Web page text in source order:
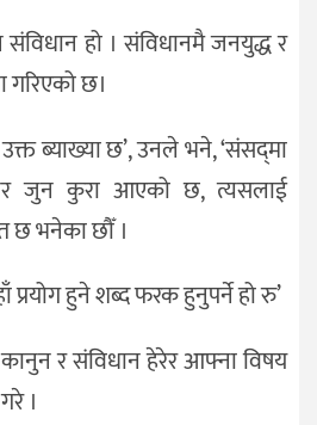
संविधान हो । संविधानमै जनयुद्ध र
छ।
ब्याख्या छ’, उनले भने, ‘संसद्‍मा
जुन कुरा आएको छ, त्यसलाई
छ भनेका छौँ ।
हुने शब्द फरक हुनुपर्ने हो रु’
र संविधान हेरेर आफ्ना विषय
।